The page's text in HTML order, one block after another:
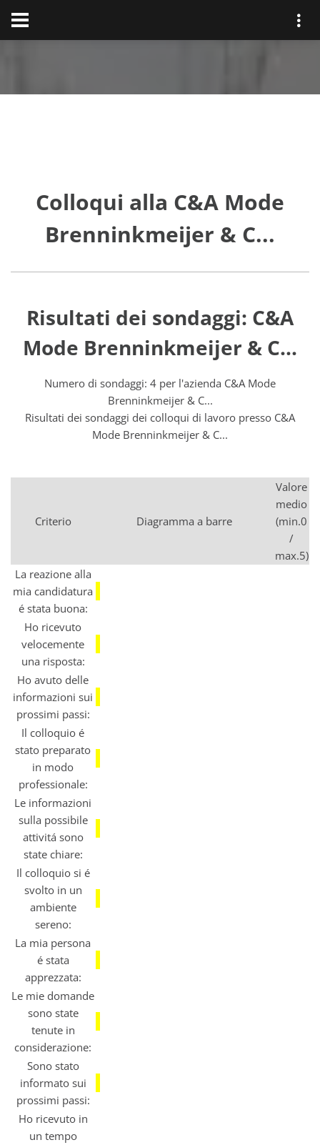
Colloqui alla C&A Mode
Brenninkmeijer & C...
Risultati dei sondaggi: C&A
Mode Brenninkmeijer & C...
Numero di sondaggi: 4 per l'azienda C&A Mode
Brenninkmeijer & C...
Risultati dei sondaggi dei colloqui di lavoro presso C&A
Mode Brenninkmeijer & C...
Criterio Diagramma a barre
Valore
medio
(min.0
/
max.5)
La reazione alla
mia candidatura
é stata buona:
Ho ricevuto
velocemente
una risposta:
Ho avuto delle
informazioni sui
prossimi passi:
Il colloquio é
stato preparato
in modo
professionale:
Le informazioni
sulla possibile
attivitá sono
state chiare:
Il colloquio si é
svolto in un
ambiente
sereno:
La mia persona
é stata
apprezzata:
Le mie domande
sono state
tenute in
considerazione:
Sono stato
informato sui
prossimi passi:
Ho ricevuto in
un tempo